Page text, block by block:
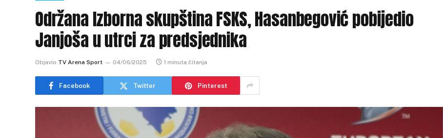
Održana Izborna skupština FSKS, Hasanbegović pobijedio
Janjoša u utrci za predsjednika
Objavio TV Arena Sport 04/06/2025 1 minuta čitanja
Facebook Twitter Pinterest